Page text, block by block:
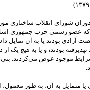
شورای انقلاب ساختاری
که عضو رسمی حزب جمهوری
آزادی بودند یا به آن تمایل
بودند، و یا به هیچ یک از
موجود عوض می‌کردند.
متمایل به آن، به طور معمول،